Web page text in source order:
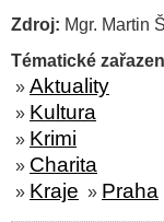
Zdroj: Mgr. Martin
Tématické
» Aktuality
» Kultura
» Krimi
» Charita
» Kraje » Praha